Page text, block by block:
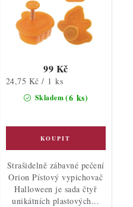
Skladem(6 ks)
99 Kč
Měrná
24,75 Kč / 1 ks
Strašidelně zábavné pečení
Orion Pístový vypichovač
Halloween je sada čtyř
unikátních plastových...